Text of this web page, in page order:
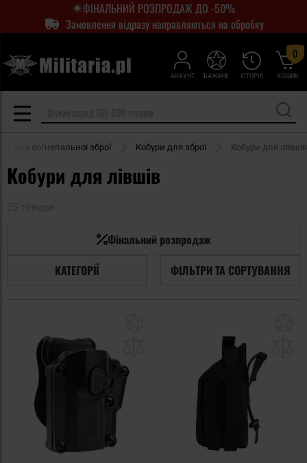
ФІНАЛЬНИЙ РОЗПРОДАЖ ДО -50%
Замовлення відразу направляються на обробку
АКАУНТ ІСТОРІЯ
БАЖАНЕ КОШИК
0
для вогнепальної зброї Кобури для зброї Кобури для лівшів
Кобури для лівшів
Фінальний розпродаж
КАТЕГОРІЇ
ФІЛЬТРИ ТА СОРТУВАННЯ